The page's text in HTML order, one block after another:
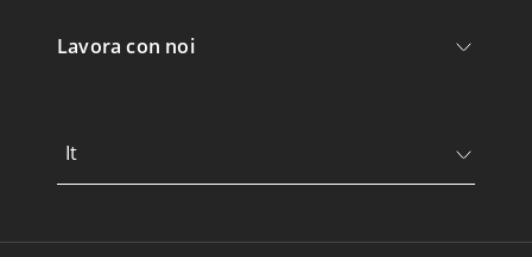
Lavora con noi
It